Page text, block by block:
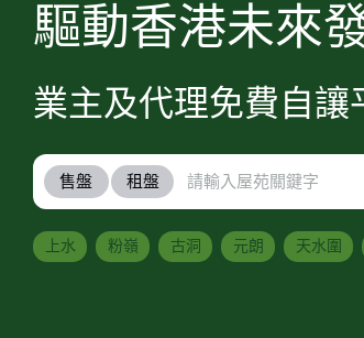
驅動香港未來
業主及代理免費自讓
售盤 租盤
上水 粉嶺 古洞 元朗 天水圍